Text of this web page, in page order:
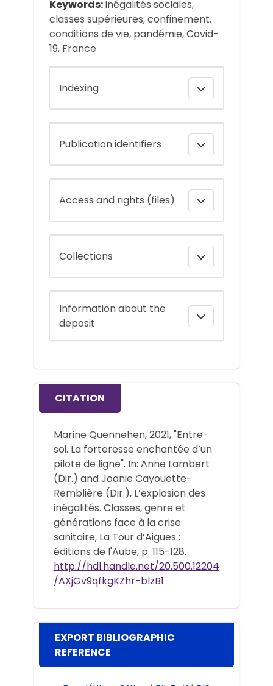
Keywords:inégalités sociales,
classes supérieures, confinement,
conditions de vie, pandémie, Covid-
19, France
Indexing
Publication identifiers
Access and rights (files)
Collections
Information about the
deposit
CITATION
Marine Quennehen, 2021, "Entre-
soi. La forteresse enchantée d’un
pilote de ligne". In: Anne Lambert
(Dir.) and Joanie Cayouette-
Remblière (Dir.), L’explosion des
inégalités. Classes, genre et
générations face à la crise
sanitaire, La Tour d’Aigues :
éditions de l'Aube, p. 115-128.
http://hdl.handle.net/20.500.12204
/AXjGv9qfkgKZhr-blzB1
EXPORT BIBLIOGRAPHIC
REFERENCE